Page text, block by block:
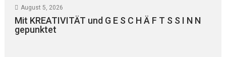
August 5, 2026
Mit KREATIVITÄT und G E S C H Ä F T S S I N N
gepunktet